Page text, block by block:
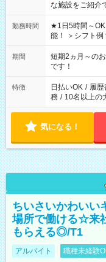
な施設をご紹介
勤務時間
★1日5時間～
能！ ＞シフト
のご都合に合わ
でお休みや時間
い。
期間
短期2ヵ月～の
です！
特徴 日払いOK / 履歴
務 / 10名以上の
気になる！
ちいさいかわいい
場所で働ける☆来
もらえる◎/T1
アルバイト 職種未経験